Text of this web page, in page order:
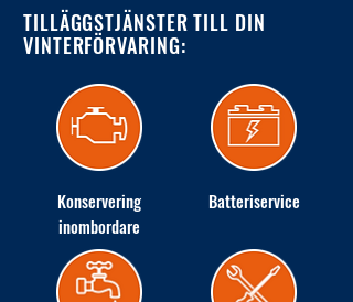
TILLÄGGSTJÄNSTER TILL DIN
VINTERFÖRVARING:
Konservering
inombordare
Batteriservice